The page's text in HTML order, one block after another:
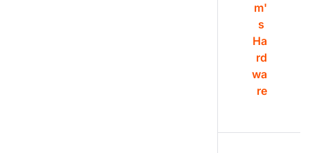
m'
s
Ha
rd
wa
re